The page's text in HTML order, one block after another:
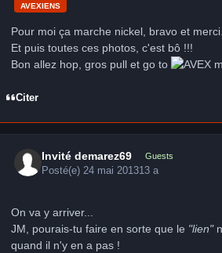
AVEXIENS
Pour moi ça marche nickel, bravo et merci.
Et puis toutes ces photos, c'est bô !!!
Bon allez hop, gros pull et go to
Citer
Invité demarez69 Guests
Posté(e) 24 mai 201313 a
On va y arriver...
JM, pourais-tu faire en sorte que le "lien"
quand il n'y en a pas !